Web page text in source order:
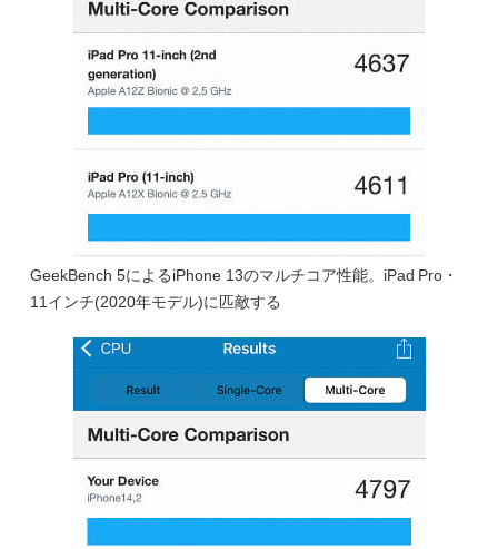
GeekBench 5によるiPhone 13のマルチコア性能。iPad Pro・
11インチ(2020年モデル)に匹敵する